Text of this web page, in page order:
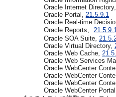
Oracle Internet Directory,
Oracle Portal, 21.5.9.1
Oracle Real-time
Oracle Reports、
Oracle SOA Suite,
Oracle Virtual Directory,
Oracle Web Cache,
Oracle Web Services
Oracle WebCenter
Oracle WebCenter
Oracle WebCenter
Oracle WebCenter